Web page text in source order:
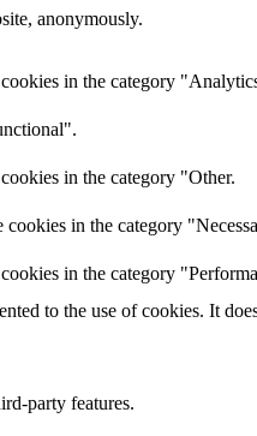
anonymously.
in the category
in the category "Other.
in the category
in the category
to the use of cookies. It
party features.